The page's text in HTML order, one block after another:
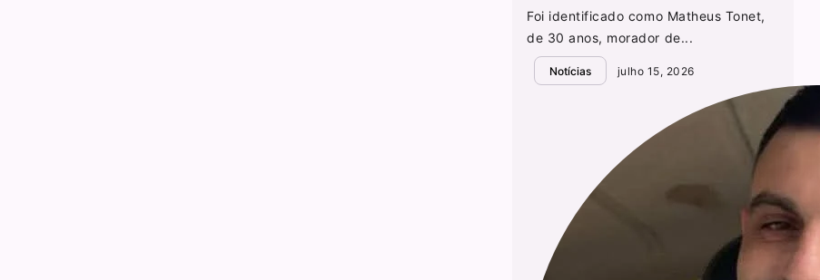
Foi identificado como Matheus Tonet,
de 30 anos, morador de...
Notícias julho 15, 2026